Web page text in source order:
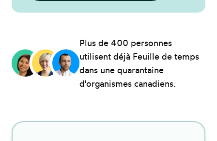
Plus de 400 personnes
utilisent déjà Feuille de temps
dans une quarantaine
d'organismes canadiens.